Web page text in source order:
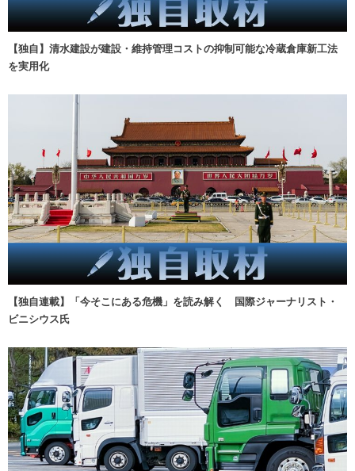
【独自】清水建設が建設・維持管理コストの抑制可能な冷蔵倉庫新工法
を実用化
【独自連載】「今そこにある危機」を読み解く 国際ジャーナリスト・
ビニシウス氏